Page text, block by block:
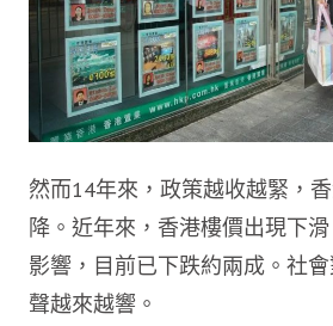
然而14年來，政策越收越緊，
降。近年來，香港樓價出現下
影響，目前已下跌約兩成。社
聲越來越響。